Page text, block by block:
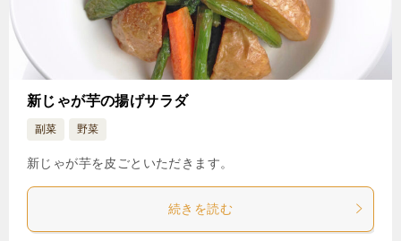
新じゃが芋の揚げサラダ
副菜 野菜
新じゃが芋を皮ごといただきます。
続きを読む